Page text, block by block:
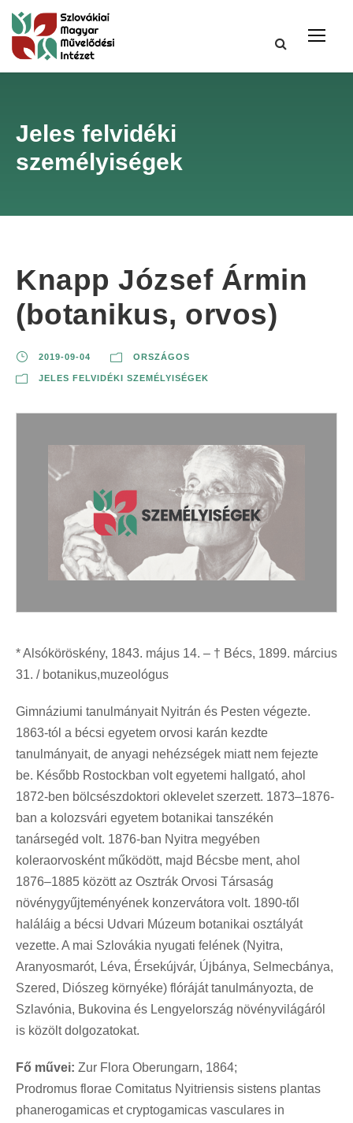
Jeles felvidéki
személyiségek
Knapp József Ármin
(botanikus, orvos)
2019-09-04 ORSZÁGOS
JELES FELVIDÉKI SZEMÉLYISÉGEK
* Alsóköröskény, 1843. május 14. – † Bécs, 1899. március
31. / botanikus,muzeológus
Gimnáziumi tanulmányait Nyitrán és Pesten végezte.
1863-tól a bécsi egyetem orvosi karán kezdte
tanulmányait, de anyagi nehézségek miatt nem fejezte
be. Később Rostockban volt egyetemi hallgató, ahol
1872-ben bölcsészdoktori oklevelet szerzett. 1873–1876-
ban a kolozsvári egyetem botanikai tanszékén
tanársegéd volt. 1876-ban Nyitra megyében
koleraorvosként működött, majd Bécsbe ment, ahol
1876–1885 között az Osztrák Orvosi Társaság
növénygyűjteményének konzervátora volt. 1890-től
haláláig a bécsi Udvari Múzeum botanikai osztályát
vezette. A mai Szlovákia nyugati felének (Nyitra,
Aranyosmarót, Léva, Érsekújvár, Újbánya, Selmecbánya,
Szered, Diószeg környéke) flóráját tanulmányozta, de
Szlavónia, Bukovina és Lengyelország növényvilágáról
is közölt dolgozatokat.
Fő művei: Zur Flora Oberungarn, 1864;
Prodromus florae Comitatus Nyitriensis sistens plantas
phanerogamicas et cryptogamicas vasculares in